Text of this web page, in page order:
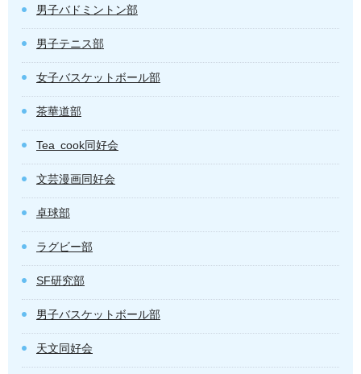
男子バドミントン部
男子テニス部
女子バスケットボール部
茶華道部
Tea cook同好会
文芸漫画同好会
卓球部
ラグビー部
SF研究部
男子バスケットボール部
天文同好会